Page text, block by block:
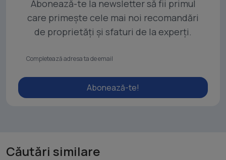
Abonează-te la newsletter să fii primul
care primește cele mai noi recomandări
de proprietăți și sfaturi de la experți.
Abonează-te!
Căutări similare